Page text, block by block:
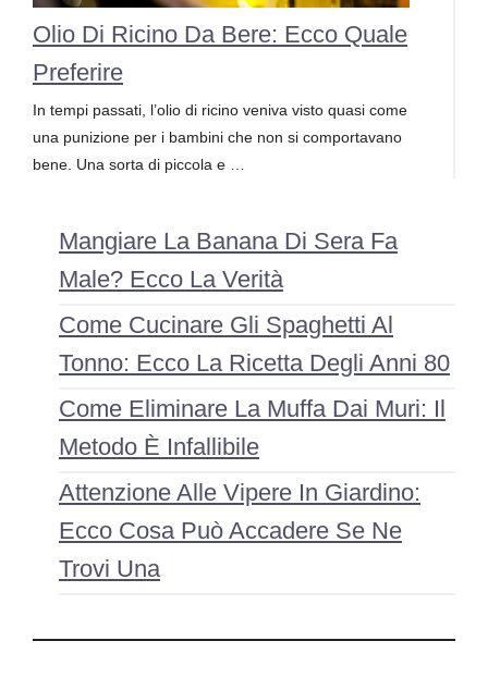
Olio Di Ricino Da Bere: Ecco Quale
Preferire
In tempi passati, l’olio di ricino veniva visto quasi come
una punizione per i bambini che non si comportavano
bene. Una sorta di piccola e …
Mangiare La Banana Di Sera Fa
Male? Ecco La Verità
Come Cucinare Gli Spaghetti Al
Tonno: Ecco La Ricetta Degli Anni 80
Come Eliminare La Muffa Dai Muri: Il
Metodo È Infallibile
Attenzione Alle Vipere In Giardino:
Ecco Cosa Può Accadere Se Ne
Trovi Una